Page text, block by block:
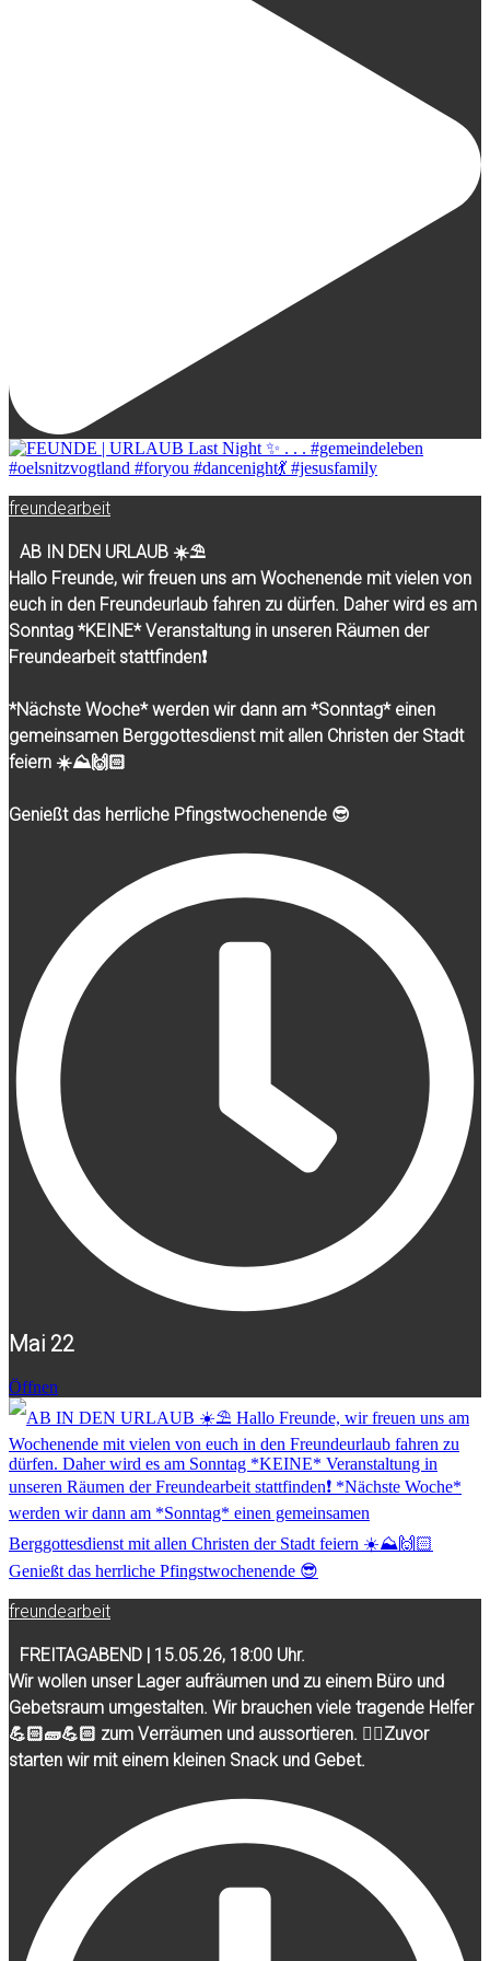
freundearbeit
AB IN DEN URLAUB ☀️⛱️
Hallo Freunde, wir freuen uns am Wochenende mit vielen von
euch in den Freundeurlaub fahren zu dürfen. Daher wird es am
Sonntag *KEINE* Veranstaltung in unseren Räumen der
Freundearbeit stattfinden❗️
*Nächste Woche* werden wir dann am *Sonntag* einen
gemeinsamen Berggottesdienst mit allen Christen der Stadt
feiern ☀️⛰️🙌🏻
Genießt das herrliche Pfingstwochenende 😎
Mai 22
Öffnen
freundearbeit
FREITAGABEND | 15.05.26, 18:00 Uhr.
Wir wollen unser Lager aufräumen und zu einem Büro und
Gebetsraum umgestalten. Wir brauchen viele tragende Helfer
💪🏻🧱💪🏻 zum Verräumen und aussortieren. ☝🏻Zuvor
starten wir mit einem kleinen Snack und Gebet.